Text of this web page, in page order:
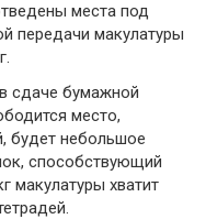
места под
передачи макулатуры
сдаче бумажной
место,
будет небольшое
способствующий
макулатуры хватит